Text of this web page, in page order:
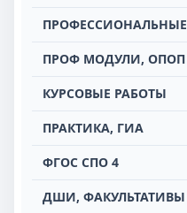
ПРОФЕССИОНАЛЬНЫЕ
ПРОФ МОДУЛИ, ОПОП
КУРСОВЫЕ РАБОТЫ
ПРАКТИКА, ГИА
ФГОС СПО 4
ДШИ, ФАКУЛЬТАТИВЫ